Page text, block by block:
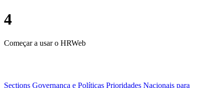
4
Começar a usar o HRWeb
Sections Governança e Políticas Prioridades Nacionais para